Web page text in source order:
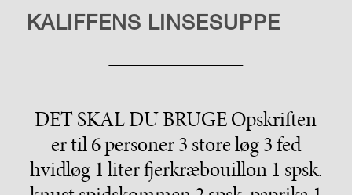
KALIFFENS LINSESUPPE
DET SKAL DU BRUGE Opskriften
er til 6 personer 3 store løg 3 fed
hvidløg 1 liter fjerkræbouillon 1 spsk.